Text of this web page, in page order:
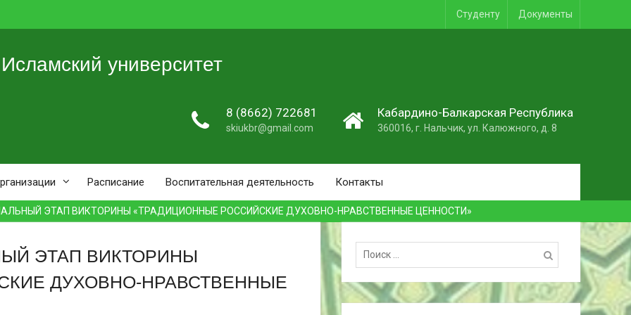
Студенту Документы
университет
8 (8662) 722681
skiukbr@gmail.com
Кабардино-Балкарская Республика
360016, г. Нальчик, ул. Калюжного, д. 8
Расписание Воспитательная деятельность Контакты
ЭТАП ВИКТОРИНЫ «ТРАДИЦИОННЫЕ РОССИЙСКИЕ ДУХОВНО-НРАВСТВЕННЫЕ ЦЕННОСТИ»
ЭТАП ВИКТОРИНЫ
ДУХОВНО-НРАВСТВЕННЫЕ
Поиск: